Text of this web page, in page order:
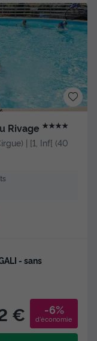
Rivage ★★★★
| [1, Inf[ (40
- sans
€ -6%
d'économie